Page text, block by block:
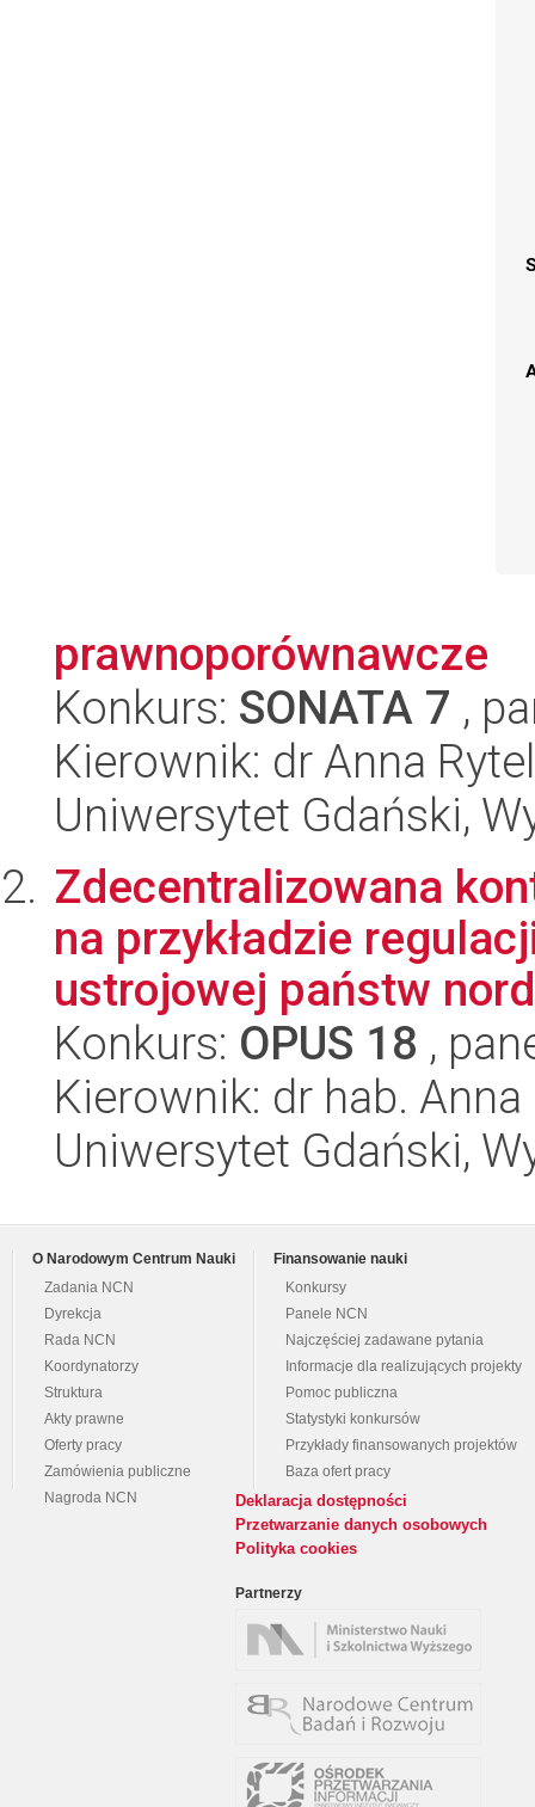
prawnoporównawcze
Konkurs: SONATA 7 ,
Kierownik: dr Anna
Uniwersytet Gdański,
Zdecentralizowana
na przykładzie
ustrojowej państw
Konkurs: OPUS 18 ,
Kierownik: dr hab.
Uniwersytet Gdański,
O Narodowym Centrum Nauki
Zadania NCN
Dyrekcja
Rada NCN
Koordynatorzy
Struktura
Akty prawne
Oferty pracy
Zamówienia publiczne
Nagroda NCN
Finansowanie nauki
Konkursy
Panele NCN
Najczęściej zadawane pytania
Informacje dla realizujących projekty
Pomoc publiczna
Statystyki konkursów
Przykłady finansowanych projektów
Baza ofert pracy
Deklaracja dostępności
Przetwarzanie danych osobowych
Polityka cookies
Partnerzy